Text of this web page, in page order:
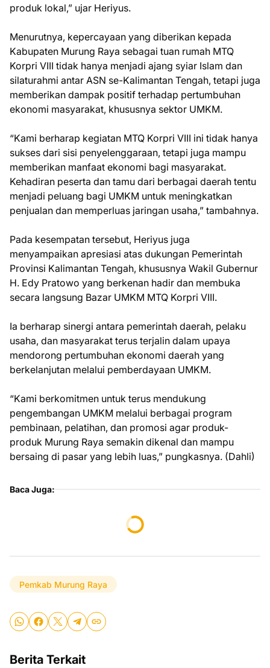
produk lokal,” ujar Heriyus.
Menurutnya, kepercayaan yang diberikan kepada
Kabupaten Murung Raya sebagai tuan rumah MTQ
Korpri VIII tidak hanya menjadi ajang syiar Islam dan
silaturahmi antar ASN se-Kalimantan Tengah, tetapi juga
memberikan dampak positif terhadap pertumbuhan
ekonomi masyarakat, khususnya sektor UMKM.
“Kami berharap kegiatan MTQ Korpri VIII ini tidak hanya
sukses dari sisi penyelenggaraan, tetapi juga mampu
memberikan manfaat ekonomi bagi masyarakat.
Kehadiran peserta dan tamu dari berbagai daerah tentu
menjadi peluang bagi UMKM untuk meningkatkan
penjualan dan memperluas jaringan usaha,” tambahnya.
Pada kesempatan tersebut, Heriyus juga
menyampaikan apresiasi atas dukungan Pemerintah
Provinsi Kalimantan Tengah, khususnya Wakil Gubernur
H. Edy Pratowo yang berkenan hadir dan membuka
secara langsung Bazar UMKM MTQ Korpri VIII.
Ia berharap sinergi antara pemerintah daerah, pelaku
usaha, dan masyarakat terus terjalin dalam upaya
mendorong pertumbuhan ekonomi daerah yang
berkelanjutan melalui pemberdayaan UMKM.
“Kami berkomitmen untuk terus mendukung
pengembangan UMKM melalui berbagai program
pembinaan, pelatihan, dan promosi agar produk-
produk Murung Raya semakin dikenal dan mampu
bersaing di pasar yang lebih luas,” pungkasnya. (Dahli)
Baca Juga:
Pemkab Murung Raya
Berita Terkait